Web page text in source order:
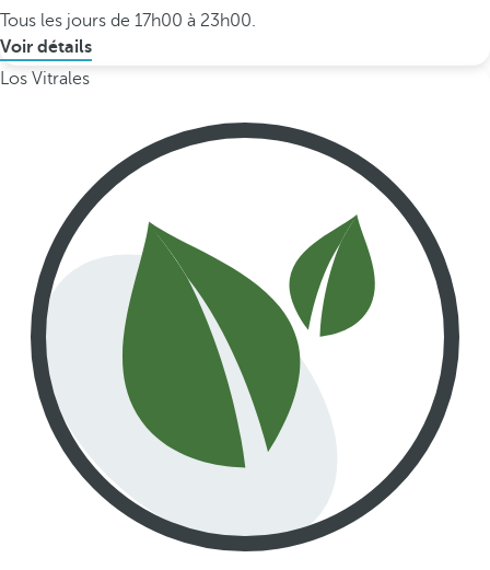
Tous les jours de 17h00 à 23h00.
Voir détails
Los Vitrales